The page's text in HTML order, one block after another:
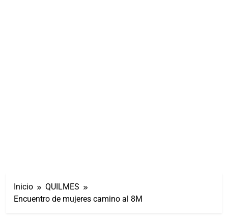
Inicio
QUILMES
Encuentro de mujeres camino al 8M